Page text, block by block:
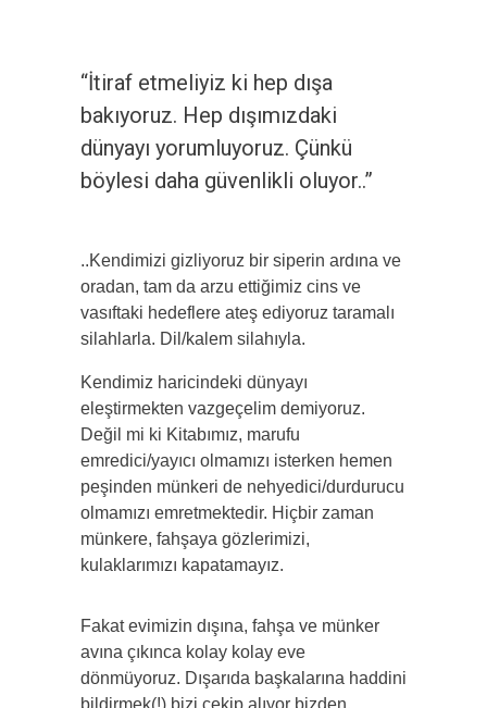
“İtiraf etmeliyiz ki hep dışa
bakıyoruz. Hep dışımızdaki
dünyayı yorumluyoruz. Çünkü
böylesi daha güvenlikli oluyor..”
..Kendimizi gizliyoruz bir siperin ardına ve
oradan, tam da arzu ettiğimiz cins ve
vasıftaki hedeflere ateş ediyoruz taramalı
silahlarla. Dil/kalem silahıyla.
Kendimiz haricindeki dünyayı
eleştirmekten vazgeçelim demiyoruz.
Değil mi ki Kitabımız, marufu
emredici/yayıcı olmamızı isterken hemen
peşinden münkeri de nehyedici/durdurucu
olmamızı emretmektedir. Hiçbir zaman
münkere, fahşaya gözlerimizi,
kulaklarımızı kapatamayız.
Fakat evimizin dışına, fahşa ve münker
avına çıkınca kolay kolay eve
dönmüyoruz. Dışarıda başkalarına haddini